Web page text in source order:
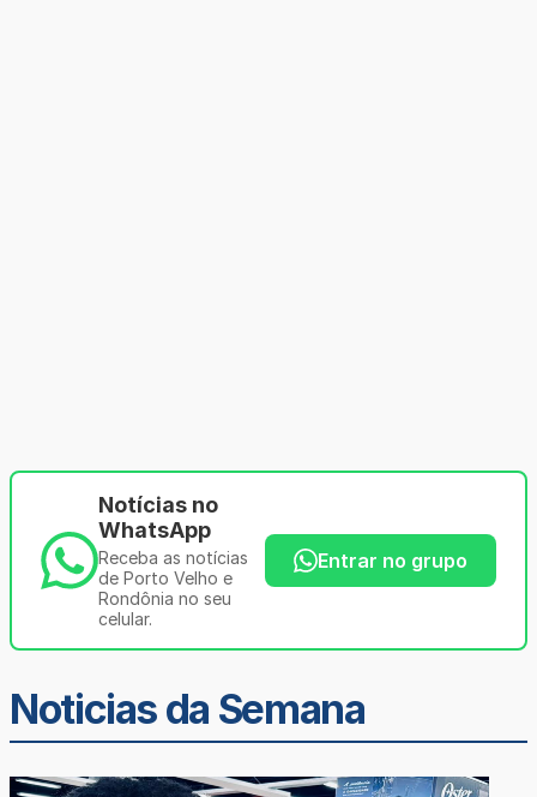
Notícias no
WhatsApp
Receba as notícias
de Porto Velho e
Rondônia no seu
celular.
Entrar no grupo
Noticias da Semana